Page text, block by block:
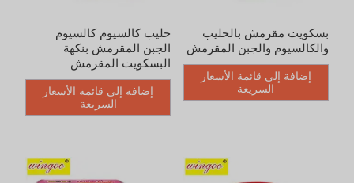
حليب كالسيوم كالسيوم
الجبن المقرمش بنكهة
البسكويت المقرمش
إضافة إلى قائمة الأسعار
السريعة
حليب كالسيوم كالسيوم
الجبن المقرمش بنكهة
الطماطم
إضافة إلى قائمة الأسعار
السريعة